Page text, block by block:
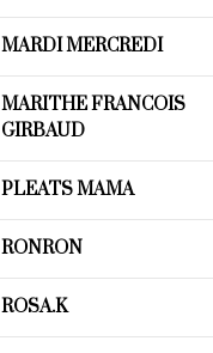
MARDI MERCREDI
MARITHE FRANCOIS
GIRBAUD
PLEATS MAMA
RONRON
ROSA.K